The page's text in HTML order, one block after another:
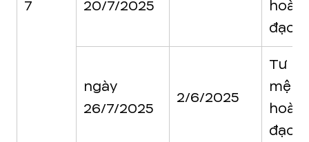
7 20/7/2025
đạo
ngày
26/7/2025
2/6/2025
Tư
mệnh
đạo